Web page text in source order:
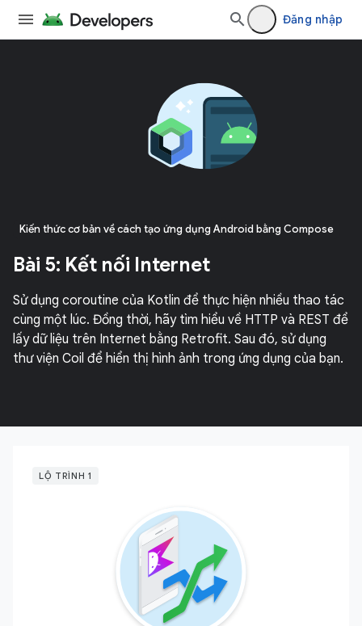
Đăng nhập
Kiến thức cơ bản về cách tạo ứng dụng Android bằng Compose
Bài 5: Kết nối Internet
Sử dụng coroutine của Kotlin để thực hiện nhiều thao tác
cùng một lúc. Đồng thời, hãy tìm hiểu về HTTP và REST để
lấy dữ liệu trên Internet bằng Retrofit. Sau đó, sử dụng
thư viện Coil để hiển thị hình ảnh trong ứng dụng của bạn.
LỘ TRÌNH 1